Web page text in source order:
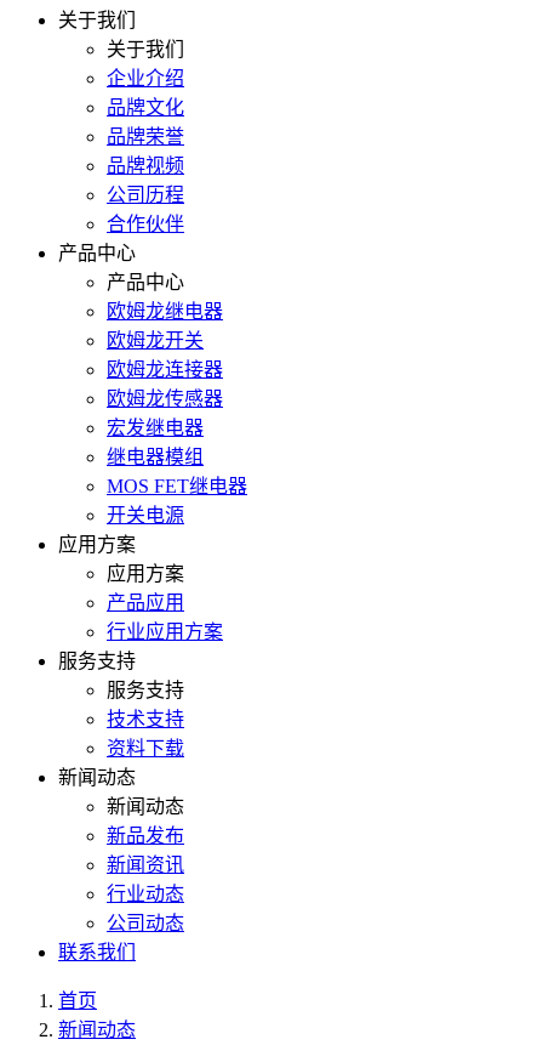
关于我们
关于我们
企业介绍
品牌文化
品牌荣誉
品牌视频
公司历程
合作伙伴
产品中心
产品中心
欧姆龙继电器
欧姆龙开关
欧姆龙连接器
欧姆龙传感器
宏发继电器
继电器模组
MOS FET继电器
开关电源
应用方案
应用方案
产品应用
行业应用方案
服务支持
服务支持
技术支持
资料下载
新闻动态
新闻动态
新品发布
新闻资讯
行业动态
公司动态
联系我们
首页
新闻动态